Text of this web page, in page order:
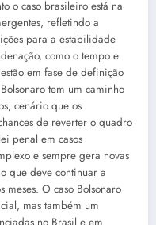
o caso brasileiro está na
refletindo a
para a estabilidade
como o tempo e
em fase de definição
tem um caminho
cenário que os
de reverter o quadro
penal em casos
e sempre gera novas
que deve continuar a
O caso Bolsonaro
mas também um